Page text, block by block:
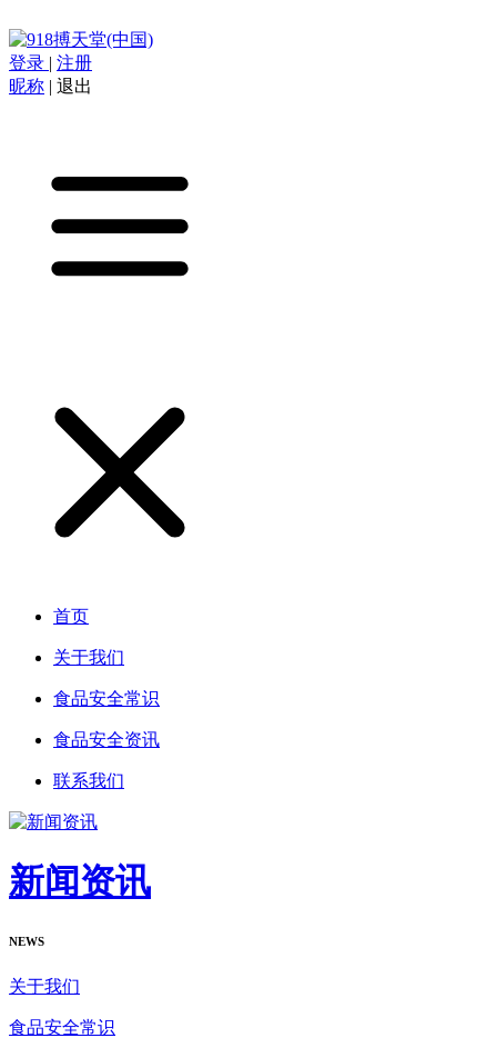
登录 | 注册
昵称 | 退出
首页
关于我们
食品安全常识
食品安全资讯
联系我们
新闻资讯
NEWS
关于我们
食品安全常识